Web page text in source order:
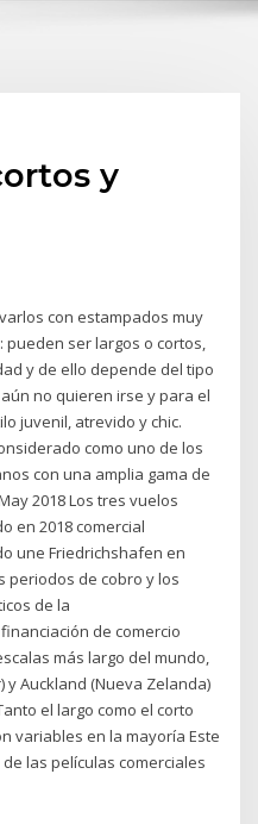
y
con estampados muy
pueden ser largos o cortos,
y de ello depende del tipo
no quieren irse y para el
juvenil, atrevido y chic.
como uno de los
con una amplia gama de
2018 Los tres vuelos
en 2018 comercial
une Friedrichshafen en
periodos de cobro y los
de la
de comercio
más largo del mundo,
Auckland (Nueva Zelanda)
el largo como el corto
variables en la mayoría Este
las películas comerciales